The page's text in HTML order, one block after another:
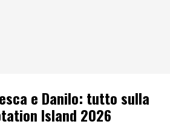
e Danilo: tutto sulla
Island 2026